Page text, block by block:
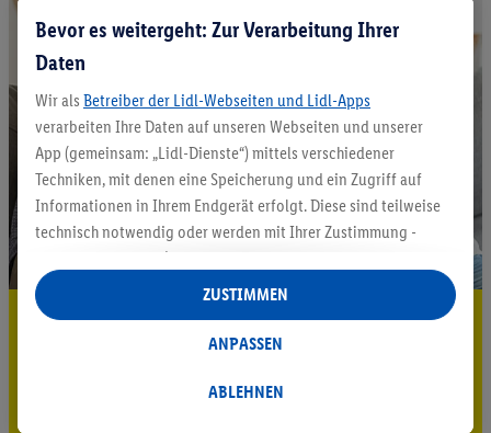
5.95 € Versand sparen³²ᵃ
Bevor es weitergeht: Zur Verarbeitung Ihrer
Daten
Wir als Betreiber der Lidl-Webseiten und Lidl-Apps
verarbeiten Ihre Daten auf unseren Webseiten und unserer
App (gemeinsam: „Lidl-Dienste“) mittels verschiedener
Techniken, mit denen eine Speicherung und ein Zugriff auf
Informationen in Ihrem Endgerät erfolgt. Diese sind teilweise
technisch notwendig oder werden mit Ihrer Zustimmung -
auch durch Partner (u.a.
Verantwortliche; im Zusammenhang mit dem IAB TCF
insgesamt
Statistik-Erstellung oder für personalisierte Werbung
Datenverarbeitungen für personalisierte Werbung werden
ABLEHNEN
ANPASSEN
ZUSTIMMEN